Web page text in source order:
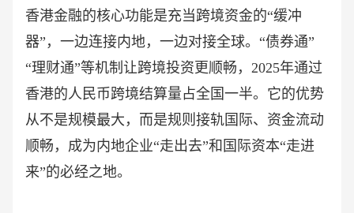
香港金融的核心功能是充当跨境资金的“缓冲
器”，一边连接内地，一边对接全球。“债券通”
“理财通”等机制让跨境投资更顺畅，2025年通过
香港的人民币跨境结算量占全国一半。它的优势
从不是规模最大，而是规则接轨国际、资金流动
顺畅，成为内地企业“走出去”和国际资本“走进
来”的必经之地。